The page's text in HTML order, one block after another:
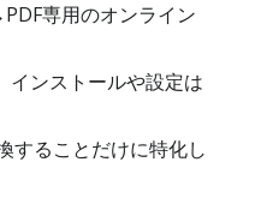
専用のオンライン
インストールや設定は
することだけに特化し